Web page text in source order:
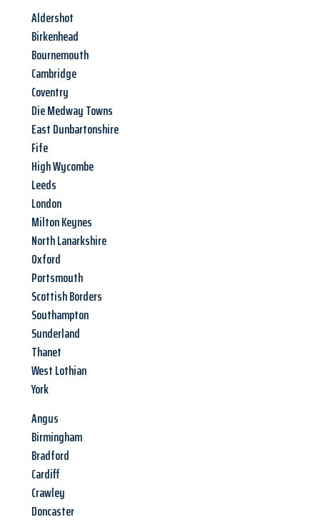
Aldershot
Birkenhead
Bournemouth
Cambridge
Coventry
Die Medway Towns
East Dunbartonshire
Fife
High Wycombe
Leeds
London
Milton Keynes
North Lanarkshire
Oxford
Portsmouth
Scottish Borders
Southampton
Sunderland
Thanet
West Lothian
York
Angus
Birmingham
Bradford
Cardiff
Crawley
Doncaster